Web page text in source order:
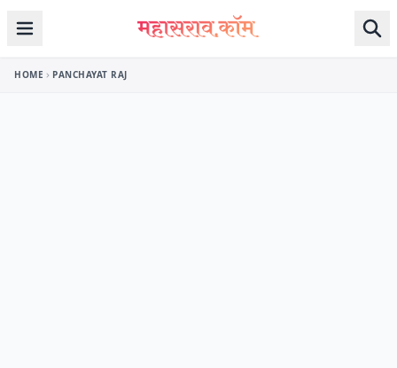
Skip to content
HOME PANCHAYAT RAJ